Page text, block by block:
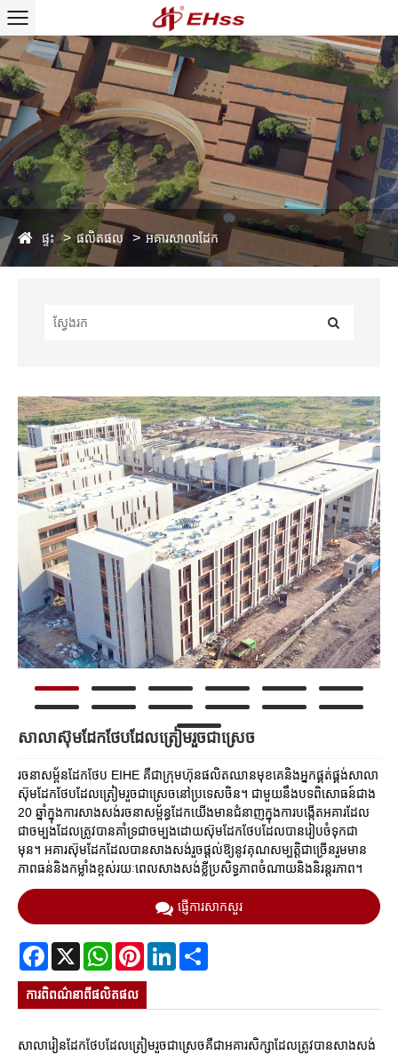
ផ្ទះ ផលិតផល អគារសាលាដែក
សាលាស៊ុមដែកថែបដែលត្រៀមរួចជាស្រេច
រចនាសម្ព័នដែកថែប EIHE គឺជាក្រុមហ៊ុនផលិតឈានមុខគេនិងអ្នកផ្គត់ផ្គង់សាលា
ស៊ុមដែកថែបដែលត្រៀមរួចជាស្រេចនៅប្រទេសចិន។ ជាមួយនឹងបទពិសោធន៍ជាង
20 ឆ្នាំក្នុងការសាងសង់រចនាសម្ព័ន្ធដែកយើងមានជំនាញក្នុងការបង្កើតអគារដែល
ជាចម្បងដែលត្រូវបានគាំទ្រជាចម្បងដោយស៊ុមដែកថែបដែលបានរៀបចំទុកជា
មុន។ អគារស៊ុមដែកដែលបានសាងសង់រួចផ្តល់ឱ្យនូវគុណសម្បត្តិជាច្រើនរួមមាន
ភាពធន់និងកម្លាំងខ្ពស់រយៈពេលសាងសង់ខ្លីប្រសិទ្ធភាពចំណាយនិងនិរន្តរភាព។
ផ្ញើការសាកសួរ
Facebook
X WhatsAppPinterestLinkedIn
ការ​ពិពណ៌នា​ពី​ផលិតផល
សាលារៀនដែកថែបដែលត្រៀមរួចជាស្រេចគឺជាអគារសិក្សាដែលត្រូវបានសាងសង់